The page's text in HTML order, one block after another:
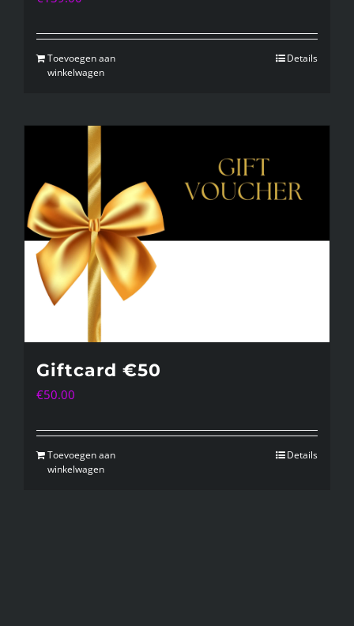
Toevoegen aan
winkelwagen
Details
Giftcard €50
€50.00
Toevoegen aan
winkelwagen
Details